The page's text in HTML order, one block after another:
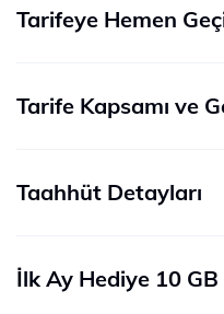
Tarifeye Hemen
Tarife Kapsamı ve
Taahhüt Detayları
İlk Ay Hediye 10